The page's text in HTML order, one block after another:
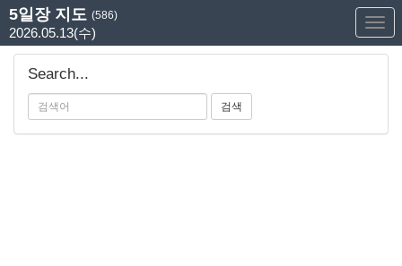
5일장 지도 (586)
2026.05.13(수)
Search...
검색